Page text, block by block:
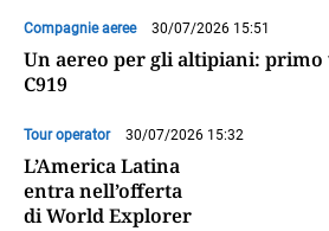
Compagnie aeree 30/07/2026 15:51
Un aereo per gli altipiani: primo
C919
Tour operator 30/07/2026 15:32
L’America Latina
entra nell’offerta
di World Explorer